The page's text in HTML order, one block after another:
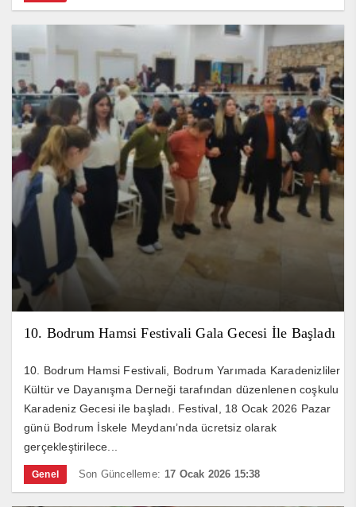
10. Bodrum Hamsi Festivali Gala Gecesi İle Başladı
10. Bodrum Hamsi Festivali, Bodrum Yarımada Karadenizliler
Kültür ve Dayanışma Derneği tarafından düzenlenen coşkulu
Karadeniz Gecesi ile başladı. Festival, 18 Ocak 2026 Pazar
günü Bodrum İskele Meydanı’nda ücretsiz olarak
gerçekleştirilece...
Genel Son Güncelleme: 17 Ocak 2026 15:38